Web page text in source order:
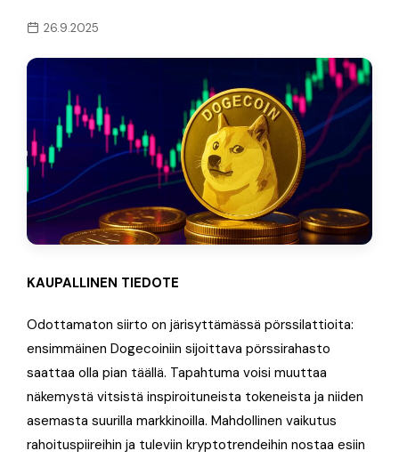
26.9.2025
KAUPALLINEN TIEDOTE
Odottamaton siirto on järisyttämässä pörssilattioita:
ensimmäinen Dogecoiniin sijoittava pörssirahasto
saattaa olla pian täällä. Tapahtuma voisi muuttaa
näkemystä vitsistä inspiroituneista tokeneista ja niiden
asemasta suurilla markkinoilla. Mahdollinen vaikutus
rahoituspiireihin ja tuleviin kryptotrendeihin nostaa esiin